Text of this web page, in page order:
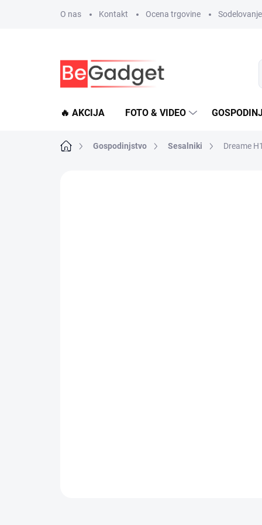
O nas Kontakt Ocena trgovine
🔥 AKCIJA FOTO & VIDEO
DomačaGospodinjstvo Sesalniki Dreame